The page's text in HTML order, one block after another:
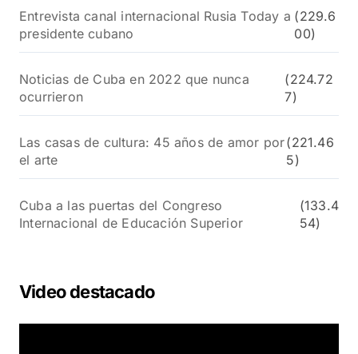
Entrevista canal internacional Rusia Today a
presidente cubano
(229.6
00)
Noticias de Cuba en 2022 que nunca
ocurrieron
(224.72
7)
Las casas de cultura: 45 años de amor por
el arte
(221.46
5)
Cuba a las puertas del Congreso
Internacional de Educación Superior
(133.4
54)
Video destacado